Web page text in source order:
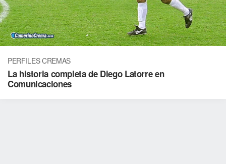
PERFILES CREMAS
La historia completa de Diego Latorre en
Comunicaciones